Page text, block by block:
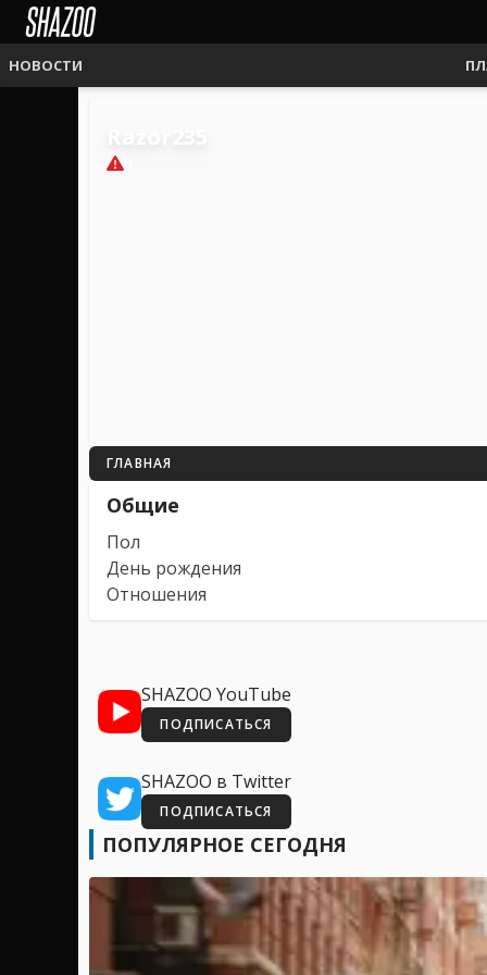
НОВОСТИ
ГЛАВНАЯ
Общие
Пол
День рождения
Отношения
SHAZOO YouTube
ПОДПИСАТЬСЯ
SHAZOO в Twitter
ПОДПИСАТЬСЯ
ПОПУЛЯРНОЕ СЕГОДНЯ